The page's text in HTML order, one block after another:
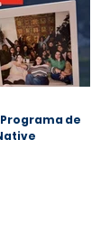
Programa de